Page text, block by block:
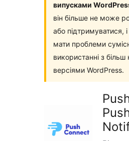
випусками
він більше не може
або підтримуватися,
мати проблеми
використанні з
версіями WordPress.